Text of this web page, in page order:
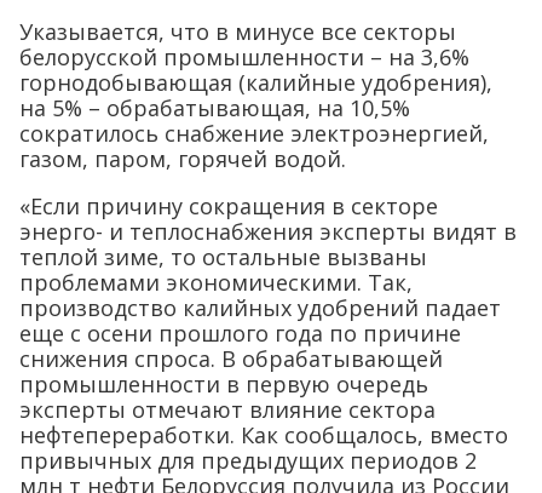
Указывается, что в минусе все секторы
белорусской промышленности – на 3,6%
горнодобывающая (калийные удобрения),
на 5% – обрабатывающая, на 10,5%
сократилось снабжение электроэнергией,
газом, паром, горячей водой.
«Если причину сокращения в секторе
энерго- и теплоснабжения эксперты видят в
теплой зиме, то остальные вызваны
проблемами экономическими. Так,
производство калийных удобрений падает
еще с осени прошлого года по причине
снижения спроса. В обрабатывающей
промышленности в первую очередь
эксперты отмечают влияние сектора
нефтепереработки. Как сообщалось, вместо
привычных для предыдущих периодов 2
млн т нефти Белоруссия получила из России